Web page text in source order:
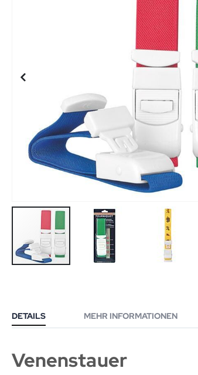
DETAILS
Venenstauer
MEHR INFORMATIONEN